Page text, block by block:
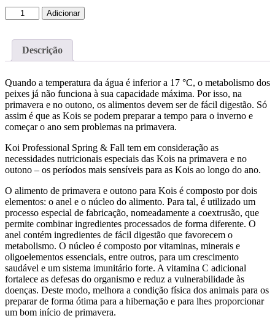
Quantidade
de
Koi
Professional
&
Fall
500gr
Adicionar
Descrição
Quando a temperatura da água é inferior a 17 °C, o metabolismo dos
peixes já não funciona à sua capacidade máxima. Por isso, na
primavera e no outono, os alimentos devem ser de fácil digestão. Só
assim é que as Kois se podem preparar a tempo para o inverno e
começar o ano sem problemas na primavera.
Koi Professional Spring & Fall tem em consideração as
necessidades nutricionais especiais das Kois na primavera e no
outono – os períodos mais sensíveis para as Kois ao longo do ano.
O alimento de primavera e outono para Kois é composto por dois
elementos: o anel e o núcleo do alimento. Para tal, é utilizado um
processo especial de fabricação, nomeadamente a coextrusão, que
permite combinar ingredientes processados de forma diferente. O
anel contém ingredientes de fácil digestão que favorecem o
metabolismo. O núcleo é composto por vitaminas, minerais e
oligoelementos essenciais, entre outros, para um crescimento
saudável e um sistema imunitário forte. A vitamina C adicional
fortalece as defesas do organismo e reduz a vulnerabilidade às
doenças. Deste modo, melhora a condição física dos animais para os
preparar de forma ótima para a hibernação e para lhes proporcionar
um bom início de primavera.